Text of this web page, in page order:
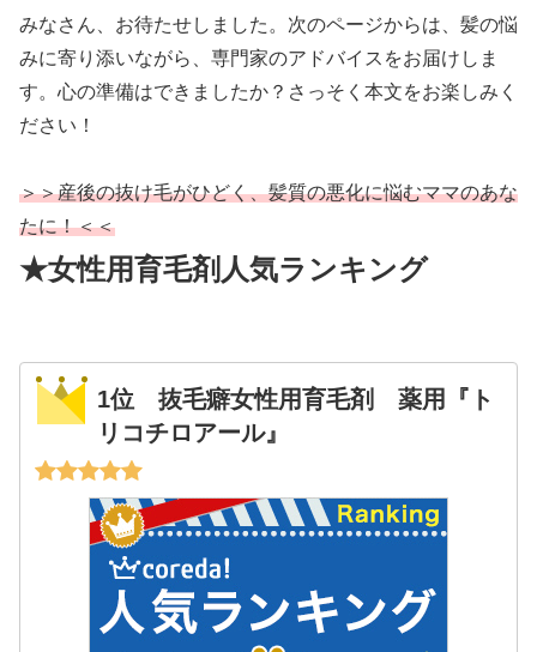
みなさん、お待たせしました。次のページからは、髪の悩
みに寄り添いながら、専門家のアドバイスをお届けしま
す。心の準備はできましたか？さっそく本文をお楽しみく
ださい！
＞＞産後の抜け毛がひどく、髪質の悪化に悩むママのあな
たに！＜＜
★女性用育毛剤人気ランキング
1位 抜毛癖女性用育毛剤 薬用『ト
リコチロアール』